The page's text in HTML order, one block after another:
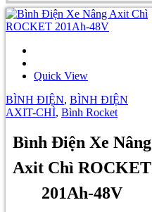
Quick View
BÌNH ĐIỆN, BÌNH ĐIỆN
AXIT-CHÌ, Bình Rocket
Bình Điện Xe Nâng
Axit Chì ROCKET
201Ah-48V